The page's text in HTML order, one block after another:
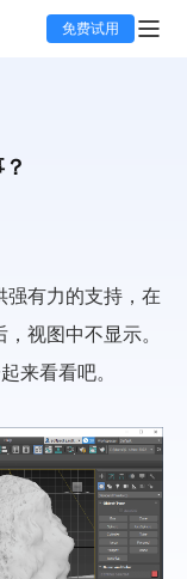
免费试用
有力的支持，在
视图中不显示。
来看看吧。